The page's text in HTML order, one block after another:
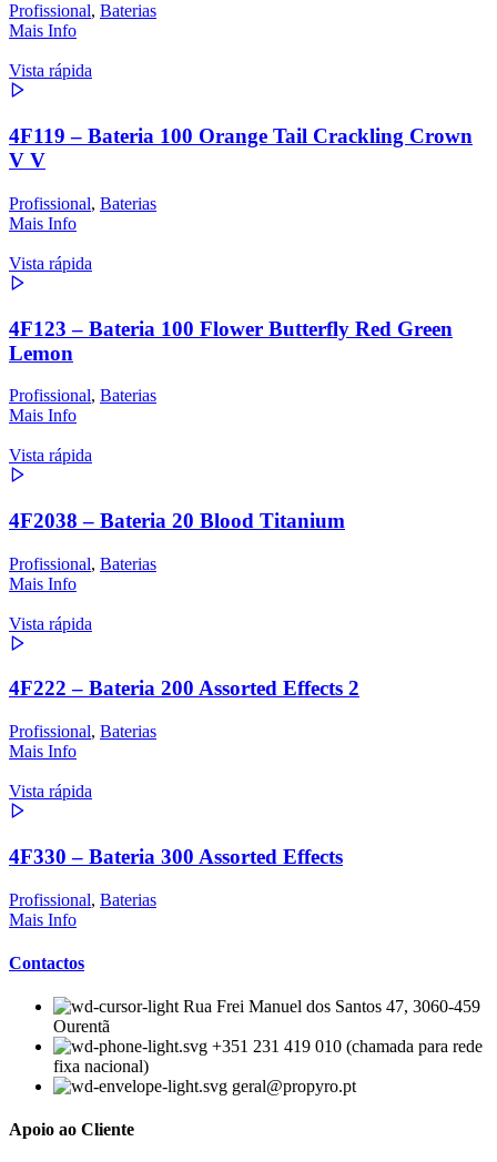
Profissional, Baterias
Mais Info
Vista rápida
4F119 – Bateria 100 Orange Tail Crackling Crown
V V
Profissional, Baterias
Mais Info
Vista rápida
4F123 – Bateria 100 Flower Butterfly Red Green
Lemon
Profissional, Baterias
Mais Info
Vista rápida
4F2038 – Bateria 20 Blood Titanium
Profissional, Baterias
Mais Info
Vista rápida
4F222 – Bateria 200 Assorted Effects 2
Profissional, Baterias
Mais Info
Vista rápida
4F330 – Bateria 300 Assorted Effects
Profissional, Baterias
Mais Info
Contactos
Rua Frei Manuel dos Santos 47, 3060-459
Ourentã​
+351 231 419 010 (chamada para rede
fixa nacional)
geral@propyro.pt
Apoio ao Cliente